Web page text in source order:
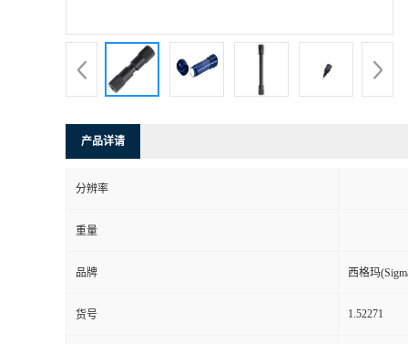
产品详请
分辨率
重量
品牌 西格玛
货号 1.52271